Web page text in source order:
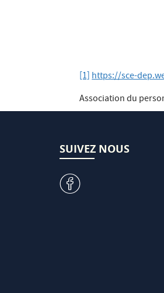
[1]https://sce-
Association du
SUIVEZ NOUS
v